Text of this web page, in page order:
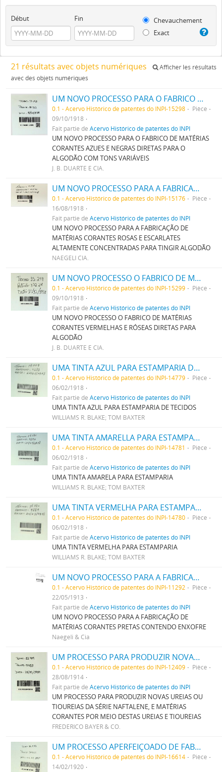
Début Fin
Chevauchement
Exact
21 résultats avec objets numériques
Afficher les résultats
avec des objets numériques
UM NOVO PROCESSO PARA O FABRICO DE MATERIAS CORANTES AZUES E NEGRAS DIRECTAS PARA O ALGODÃO COM TONS VARIAVEIS
0.1 - Acervo Histórico de patentes do INPI-15298
Pièce
09/10/1918
Fait partie deAcervo Histórico de patentes do INPI
UM NOVO PROCESSO PARA O FABRICO DE MATÉRIAS
CORANTES AZUES E NEGRAS DIRETAS PARA O
ALGODÃO COM TONS VARIÁVEIS
J. B. DUARTE E CIA.
UM NOVO PROCESSO PARA A FABRICAÇÃO DE MATERIAS CORANTES ROSAS E ESCARLATES ALTAMENTE CONCENTRADAS PARA TINGIR ALGODÃO
0.1 - Acervo Histórico de patentes do INPI-15176
Pièce
16/08/1918
Fait partie deAcervo Histórico de patentes do INPI
UM NOVO PROCESSO PARA A FABRICAÇÃO DE
MATÉRIAS CORANTES ROSAS E ESCARLATES
ALTAMENTE CONCENTRADAS PARA TINGIR ALGODÃO
NAEGELI CIA.
UM NOVO PROCESSO O FABRICO DE MATERIAS CORANTES VERMELHAS E ROSEAS DIRECTAS PARA ALGODÃO
0.1 - Acervo Histórico de patentes do INPI-15299
Pièce
09/10/1918
Fait partie deAcervo Histórico de patentes do INPI
UM NOVO PROCESSO O FABRICO DE MATÉRIAS
CORANTES VERMELHAS E RÓSEAS DIRETAS PARA
ALGODÃO
J. B. DUARTE E CIA.
UMA TINTA AZUL PARA ESTAMPARIA DE TECIDOS
0.1 - Acervo Histórico de patentes do INPI-14779
Pièce
06/02/1918
Fait partie deAcervo Histórico de patentes do INPI
UMA TINTA AZUL PARA ESTAMPARIA DE TECIDOS
WILLIAMS R. BLAKE; TOM BAXTER
UMA TINTA AMARELLA PARA ESTAMPARIA
0.1 - Acervo Histórico de patentes do INPI-14781
Pièce
06/02/1918
Fait partie deAcervo Histórico de patentes do INPI
UMA TINTA AMARELA PARA ESTAMPARIA
WILLIAMS R. BLAKE; TOM BAXTER
UMA TINTA VERMELHA PARA ESTAMPARIA
0.1 - Acervo Histórico de patentes do INPI-14780
Pièce
06/02/1918
Fait partie deAcervo Histórico de patentes do INPI
UMA TINTA VERMELHA PARA ESTAMPARIA
WILLIAMS R. BLAKE; TOM BAXTER
UM NOVO PROCESSO PARA A FABRICAÇÃO DE MATERIAS CORANTES PRETAS CONTENDO ENXOFRE
0.1 - Acervo Histórico de patentes do INPI-11292
Pièce
22/05/1913
Fait partie deAcervo Histórico de patentes do INPI
UM NOVO PROCESSO PARA A FABRICAÇÃO DE
MATÉRIAS CORANTES PRETAS CONTENDO ENXOFRE
Naegeli & Cia
UM PROCESSO PARA PRODUZIR NOVAS UREIAS OU THIOUREIAS DA SERIE NAPHTALENE, E MATERIAS CORANTES POR MEIO DESTAS UREIAS E THIOUREIAS
0.1 - Acervo Histórico de patentes do INPI-12409
Pièce
28/08/1914
Fait partie deAcervo Histórico de patentes do INPI
UM PROCESSO PARA PRODUZIR NOVAS UREIAS OU
TIOUREIAS DA SÉRIE NAFTALENE, E MATÉRIAS
CORANTES POR MEIO DESTAS UREIAS E TIOUREIAS
FREDERICO BAYER & CO.
UM PROCESSO APERFEIÇOADO DE FABRICAÇÃO DE TINTAS PRETAS DE ENXOFRE
0.1 - Acervo Histórico de patentes do INPI-16614
Pièce
14/02/1920